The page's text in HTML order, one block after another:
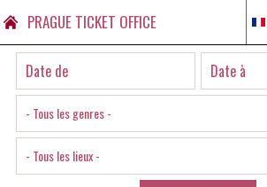
PRAGUE TICKET OFFICE
- Tous les genres -
- Tous les lieux -